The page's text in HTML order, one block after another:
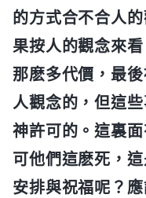
的方式合不合人的
果按人的觀念來
那麽多代價，最
人觀念的，但這
神許可的。這裏
可他們這麽死，
安排與祝福呢？